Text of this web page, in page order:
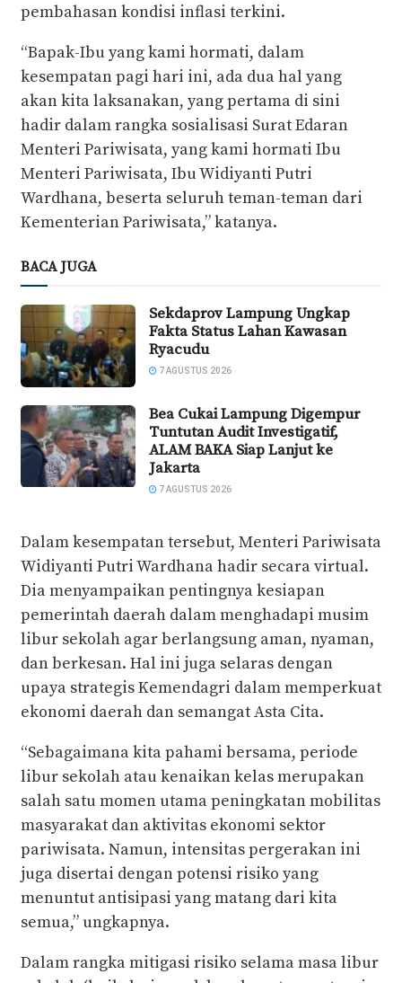
pembahasan kondisi inflasi terkini.
“Bapak-Ibu yang kami hormati, dalam
kesempatan pagi hari ini, ada dua hal yang
akan kita laksanakan, yang pertama di sini
hadir dalam rangka sosialisasi Surat Edaran
Menteri Pariwisata, yang kami hormati Ibu
Menteri Pariwisata, Ibu Widiyanti Putri
Wardhana, beserta seluruh teman-teman dari
Kementerian Pariwisata,” katanya.
BACA JUGA
Sekdaprov Lampung Ungkap
Fakta Status Lahan Kawasan
Ryacudu
7 AGUSTUS 2026
Bea Cukai Lampung Digempur
Tuntutan Audit Investigatif,
ALAM BAKA Siap Lanjut ke
Jakarta
7 AGUSTUS 2026
Dalam kesempatan tersebut, Menteri Pariwisata
Widiyanti Putri Wardhana hadir secara virtual.
Dia menyampaikan pentingnya kesiapan
pemerintah daerah dalam menghadapi musim
libur sekolah agar berlangsung aman, nyaman,
dan berkesan. Hal ini juga selaras dengan
upaya strategis Kemendagri dalam memperkuat
ekonomi daerah dan semangat Asta Cita.
“Sebagaimana kita pahami bersama, periode
libur sekolah atau kenaikan kelas merupakan
salah satu momen utama peningkatan mobilitas
masyarakat dan aktivitas ekonomi sektor
pariwisata. Namun, intensitas pergerakan ini
juga disertai dengan potensi risiko yang
menuntut antisipasi yang matang dari kita
semua,” ungkapnya.
Dalam rangka mitigasi risiko selama masa libur